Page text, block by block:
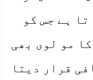
ہے جس کو
مو لوی بھی
قرار دیتا